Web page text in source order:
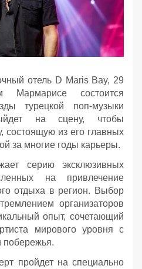
отель D Maris Bay, 29
Мармарисе состоится
турецкой поп-музыки
на сцену, чтобы
состоящую из его главных
за многие годы карьеры.
серию эксклюзивных
на привлечение
отдыха в регион. Выбор
организаторов
опыт, сочетающий
мирового уровня с
побережья.
пройдет на специально